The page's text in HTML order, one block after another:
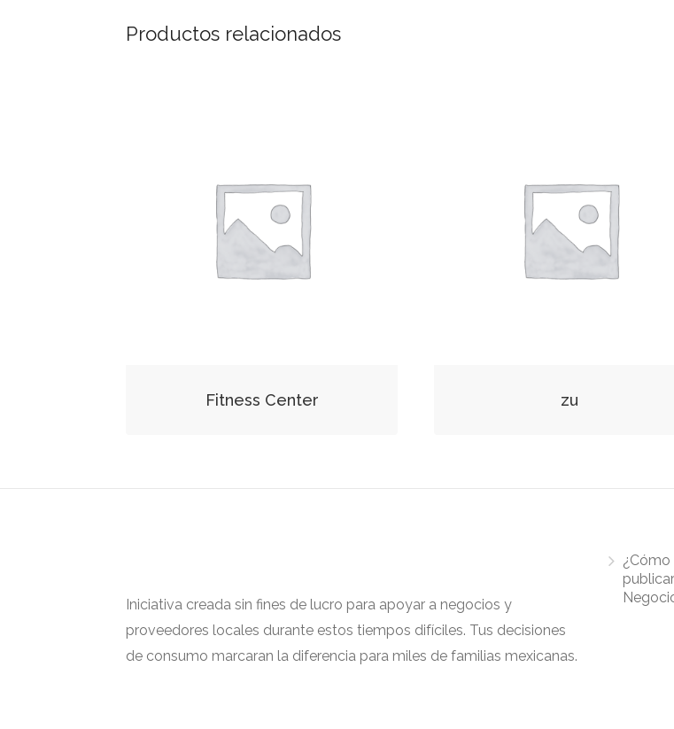
Productos relacionados
Fitness Center zu
Iniciativa creada sin fines de lucro para apoyar a negocios y
proveedores locales durante estos tiempos difíciles. Tus decisiones
de consumo marcaran la diferencia para miles de familias mexicanas.
¿Cómo